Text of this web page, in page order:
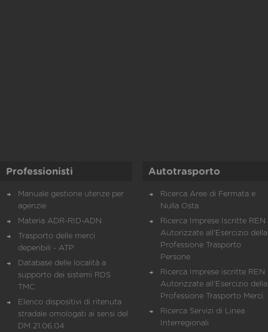
Professionisti
Manuale gestione utenze per
agenzie
Materia ADR-RID-ADN
Trasporto delle merci
deperibili - ATP
Database delle località a
supporto dei sistemi RDS
TMC
Elenco dispositivi di ritenuta
stradale omologati ai sensi del
DM 21.06.04
Autotrasporto
Ricerca Aree di Fermata e
Nulla Osta
Ricerca Imprese Iscritte REN
Autorizzate all'Esercizio della
Professione Trasporto
Persone
Ricerca Imprese iscritte REN
Autorizzate all'Esercizio della
Professione Trasporto Merci
Ricerca Servizi di Linea
Interregionali